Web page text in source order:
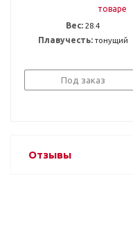
товаре
Вес: 28.4
Плавучесть: тонущий
Под заказ
Отзывы